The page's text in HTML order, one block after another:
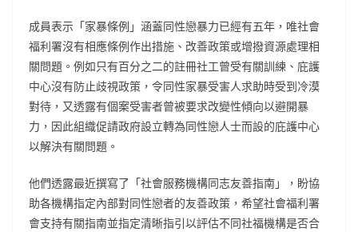
成員表示「家暴條例」涵蓋同性戀暴力已經有五年，唯社會
福利署沒有相應條例作出措施、改善政策或增撥資源處理相
關問題。例如只有百分之二的註冊社工曾受有關訓練、庇護
中心沒有防止歧視政策，令同性家暴受害人求助時受到冷漠
對待，又透露有個案受害者曾被要求改變性傾向以避開暴
力，因此組織促請政府設立轉為同性戀人士而設的庇護中心
以解決有關問題。
他們透露最近撰寫了「社會服務機構同志友善指南」，盼協
助各機構指定內部對同性戀者的友善政策，希望社會福利署
會支持有關指南並指定清晰指引以評估不同社福機構是否合